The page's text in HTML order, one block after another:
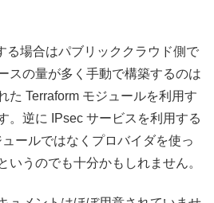
る場合はパブリッククラウド側で
スの量が多く手動で構築するのは
た Terraform モジュールを利用す
。逆に IPsec サービスを利用する
ールではなくプロバイダを使っ
いうのでも十分かもしれません。